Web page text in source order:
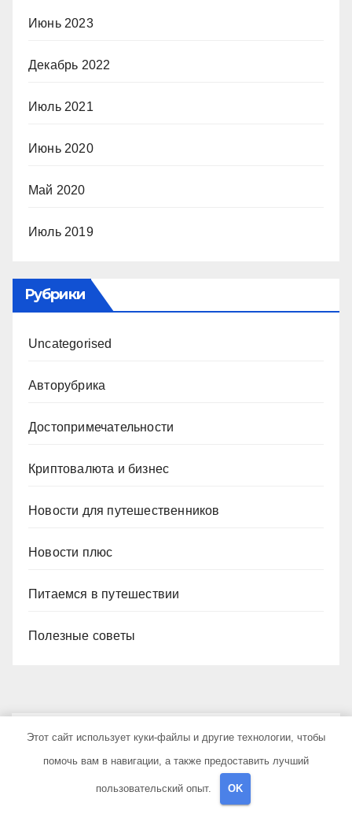
Июнь 2023
Декабрь 2022
Июль 2021
Июнь 2020
Май 2020
Июль 2019
Рубрики
Uncategorised
Авторубрика
Достопримечательности
Криптовалюта и бизнес
Новости для путешественников
Новости плюс
Питаемся в путешествии
Полезные советы
YOU MISSED
Этот сайт использует куки-файлы и другие технологии, чтобы
помочь вам в навигации, а также предоставить лучший
пользовательский опыт. OK